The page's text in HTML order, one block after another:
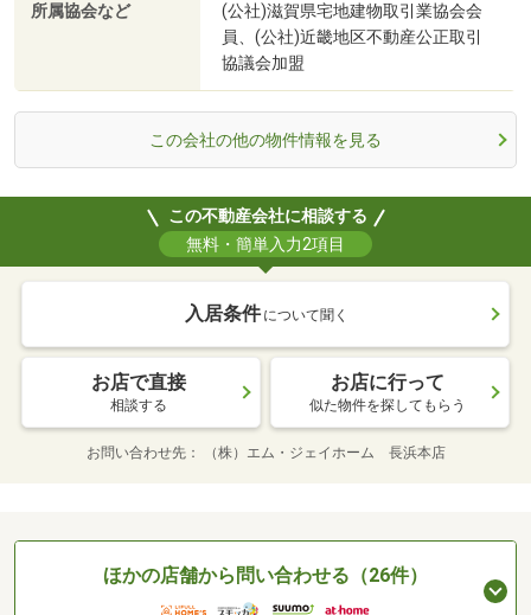
所属協会など
(公社)滋賀県宅地建物取引業協会会
員、(公社)近畿地区不動産公正取引
協議会加盟
この会社の他の物件情報を見る
この不動産会社に相談する
無料・簡単入力2項目
入居条件 について聞く
お店で直接
相談する
お店に行って
似た物件を探してもらう
お問い合わせ先 （株）エム・ジェイホーム 長浜本店
ほかの店舗から問い合わせる（26件）